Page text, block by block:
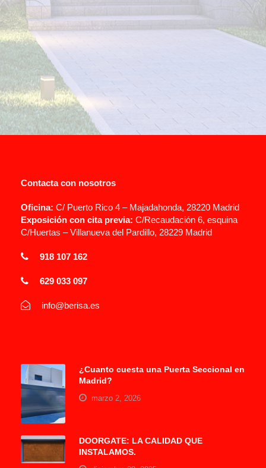
A los efectos previstos en el Reglamento General de Protección
de Datos (RGPD), se le informa que los datos personales que nos
facilita a través de este formulario se incorporarán a un fichero de
la entidad BERISAL INSTALACIONES S.L. Puede ver información
detallada en nuestro
Contacta con nosotros
Oficina: C/ Puerto Rico 4 – Majadahonda, 28220 Madrid
Exposición con cita previa: C/Recaudación 6, esquina
C/Huertas – Villanueva del Pardillo, 28229 Madrid
918 107 162
629 033 097
info@berisa.es
¿Cuanto cuesta una Puerta Seccional en
Madrid?
marzo 2, 2026
DOORGATE: LA CALIDAD QUE
INSTALAMOS.